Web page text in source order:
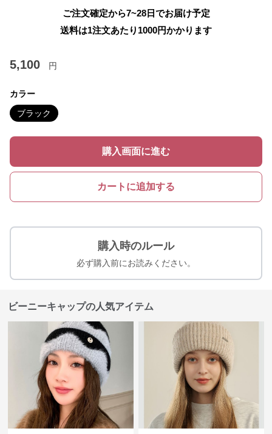
ご注文確定から7~28日でお届け予定
送料は1注文あたり 1000円かかります
5,100 円
カラー
ブラック
購入画面に進む
カートに追加する
購入時のルール
必ず購入前にお読みください。
ビーニーキャップの人気アイテム